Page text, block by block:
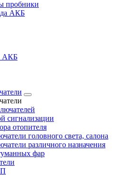
пробники
АКБ
АКБ
сигнализации
отопителя
головного света, салона
различного назначения
фар